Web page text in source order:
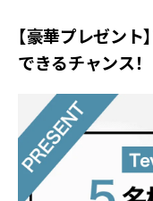
【豪華プレゼン
できるチャンス！